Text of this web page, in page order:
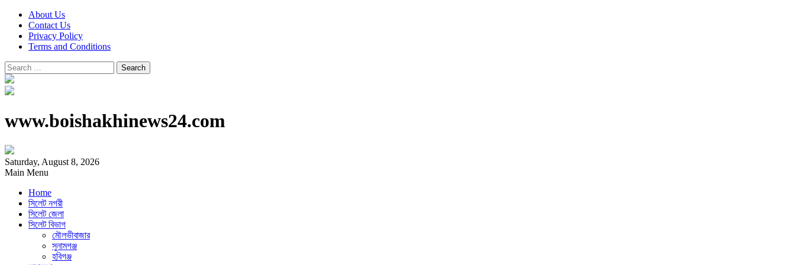
About Us
Contact Us
Privacy Policy
Terms and Conditions
Search
for:
www.boishakhinews24.com
Saturday, August 8, 2026
Main Menu
Home
সিলেট নগরী
সিলেট জেলা
সিলেট বিভাগ
মৌলভীবাজার
সুনামগঞ্জ
হবিগঞ্জ